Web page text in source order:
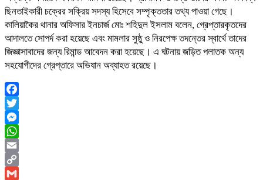
ছিনতাইকারী চক্রের সক্রিয় সদস্য হিসেবে সম্পৃক্ততার তথ্য পাওয়া গেছে।
কালিয়াকৈর থানার অফিসার ইনচার্জ মোঃ শহিদুল ইসলাম বলেন, গ্রেপ্তারকৃতদের
আদালতে সোপর্দ করা হয়েছে এবং মামলার সুষ্ঠু ও নিরপেক্ষ তদন্তের স্বার্থে তাদের
জিজ্ঞাসাবাদের জন্য রিমান্ড আবেদন করা হয়েছে। এ ঘটনায় জড়িত পলাতক অন্য
সহযোগীদের গ্রেপ্তারে অভিযান অব্যাহত রয়েছে।
Facebook
Twitter
Messenger
WhatsApp
Email
Copy